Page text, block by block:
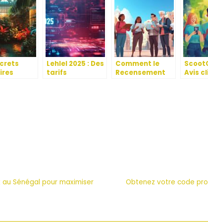
Lehlel 2025 : Des
tarifs
Comment le
Recensement
Avis
Sénégal pour maximiser
Obtenez votre code